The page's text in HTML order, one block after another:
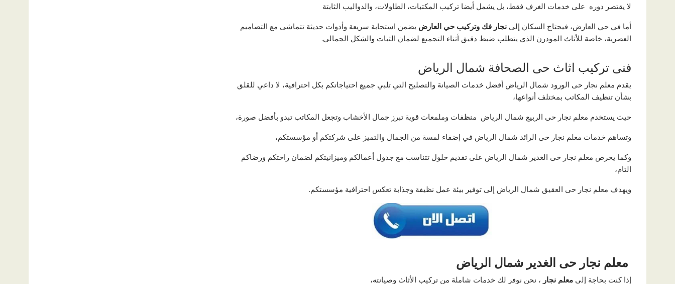
لا يقتصر دوره على خدمات الغرف فقط، بل يشمل أيضا تركيب المكتبات، الطاولات، والدواليب الثابتة
أما في حي العارض، فيحتاج السكان إلى نجار فك وتركيب حي العارض يضمن استجابة سريعة وأدوات حديثة تتماشى مع التصاميم
العصرية، خاصة للأثاث المودرن الذي يتطلب ضبط دقيق أثناء التجميع لضمان الثبات والشكل الجمالي.
فنى تركيب اثاث حى الصحافة شمال الرياض
يقدم معلم نجار حى الورود شمال الرياض أفضل خدمات الصيانة والتصليح التي تلبي جميع احتياجاتكم بكل احترافية، لا داعي للقلق
بشأن تنظيف المكاتب بمختلف أنواعها،
حيث يستخدم معلم نجار حى الربيع شمال الرياض منظفات وملمعات قوية تبرز جمال الأخشاب وتجعل المكاتب تبدو بأفضل صورة،
وتساهم خدمات معلم نجار حى الرائد شمال الرياض في إضفاء لمسة من الجمال والتميز على شركتكم أو مؤسستكم،
وكما يحرص معلم نجار حى الغدير شمال الرياض على تقديم حلول تتناسب مع جدول أعمالكم وميزانيتكم لضمان راحتكم ورضاكم
التام،
ويهدف معلم نجار حى العقيق شمال الرياض إلى توفير بيئة عمل نظيفة وجذابة تعكس احترافية مؤسستكم.
معلم نجار حى الغدير شمال الرياض
إذا كنت بحاجة إلى معلم نجار ، نحن نوفر لك خدمات شاملة من تركيب الأثاث وصيانته،